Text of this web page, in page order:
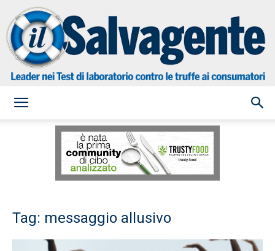
Salvagente
Tag: messaggio allusivo